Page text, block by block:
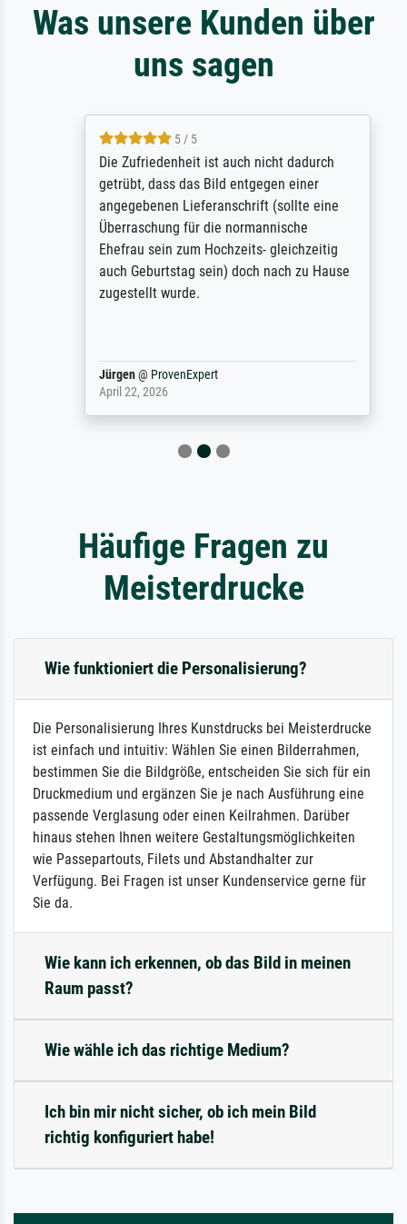
Was unsere Kunden über
uns sagen
5 / 5
Die Zufriedenheit ist auch nicht dadurch
getrübt, dass das Bild entgegen einer
angegebenen Lieferanschrift (sollte eine
Überraschung für die normannische
Ehefrau sein zum Hochzeits- gleichzeitig
auch Geburtstag sein) doch nach zu Hause
zugestellt wurde.
Jürgen@ProvenExpert
April 22, 2026
Häufige Fragen zu
Meisterdrucke
Wie funktioniert die Personalisierung?
Die Personalisierung Ihres Kunstdrucks bei Meisterdrucke
ist einfach und intuitiv: Wählen Sie einen Bilderrahmen,
bestimmen Sie die Bildgröße, entscheiden Sie sich für ein
Druckmedium und ergänzen Sie je nach Ausführung eine
passende Verglasung oder einen Keilrahmen. Darüber
hinaus stehen Ihnen weitere Gestaltungsmöglichkeiten
wie Passepartouts, Filets und Abstandhalter zur
Verfügung. Bei Fragen ist unser Kundenservice gerne für
Sie da.
Wie kann ich erkennen, ob das Bild in meinen
Raum passt?
Wie wähle ich das richtige Medium?
Ich bin mir nicht sicher, ob ich mein Bild
richtig konfiguriert habe!